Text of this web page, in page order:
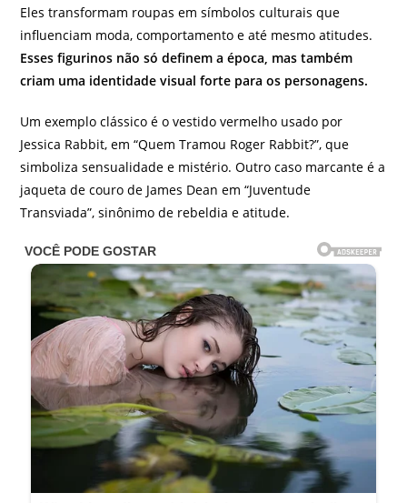
Eles transformam roupas em símbolos culturais que
influenciam moda, comportamento e até mesmo atitudes.
Esses figurinos não só definem a época, mas também
criam uma identidade visual forte para os personagens.
Um exemplo clássico é o vestido vermelho usado por
Jessica Rabbit, em “Quem Tramou Roger Rabbit?”, que
simboliza sensualidade e mistério. Outro caso marcante é a
jaqueta de couro de James Dean em “Juventude
Transviada”, sinônimo de rebeldia e atitude.